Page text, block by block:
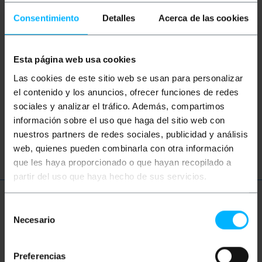
Consentimiento Detalles Acerca de las cookies
Esta página web usa cookies
Las cookies de este sitio web se usan para personalizar
el contenido y los anuncios, ofrecer funciones de redes
sociales y analizar el tráfico. Además, compartimos
información sobre el uso que haga del sitio web con
nuestros partners de redes sociales, publicidad y análisis
web, quienes pueden combinarla con otra información
que les haya proporcionado o que hayan recopilado a
partir del uso que haya hecho de sus servicios.
Necesario
Preferencias
CVBS Lautsprecher
DMX 512 DMX512 XLR XLR3
Klang Musik Steuerung Disco
Spezialeffekte fx
Beschreibung